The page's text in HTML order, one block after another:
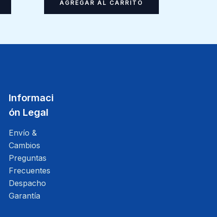
AGREGAR AL CARRITO
Informaci
ón Legal
Envío &
Cambios
Preguntas
Frecuentes
Despacho
Garantía